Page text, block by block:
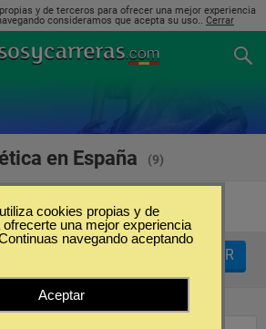
y de terceros para ofrecer una mejor experiencia
consideramos que acepta su uso.. Cerrar
en España (9)
FILTRAR
cookies propias y de
una mejor experiencia
navegando aceptando
Aceptar